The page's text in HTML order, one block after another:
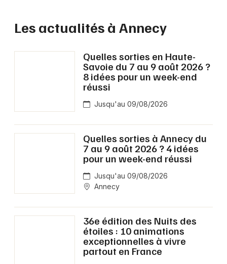
Les actualités à Annecy
Quelles sorties en Haute-
Savoie du 7 au 9 août 2026 ?
8 idées pour un week-end
réussi
Jusqu'au 09/08/2026
Quelles sorties à Annecy du
7 au 9 août 2026 ? 4 idées
pour un week-end réussi
Jusqu'au 09/08/2026
Annecy
36e édition des Nuits des
étoiles : 10 animations
exceptionnelles à vivre
partout en France